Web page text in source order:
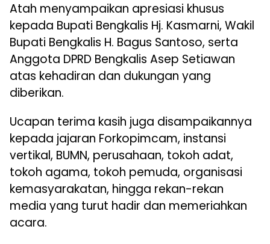
Atah menyampaikan apresiasi khusus
kepada Bupati Bengkalis Hj. Kasmarni, Wakil
Bupati Bengkalis H. Bagus Santoso, serta
Anggota DPRD Bengkalis Asep Setiawan
atas kehadiran dan dukungan yang
diberikan.
Ucapan terima kasih juga disampaikannya
kepada jajaran Forkopimcam, instansi
vertikal, BUMN, perusahaan, tokoh adat,
tokoh agama, tokoh pemuda, organisasi
kemasyarakatan, hingga rekan-rekan
media yang turut hadir dan memeriahkan
acara.